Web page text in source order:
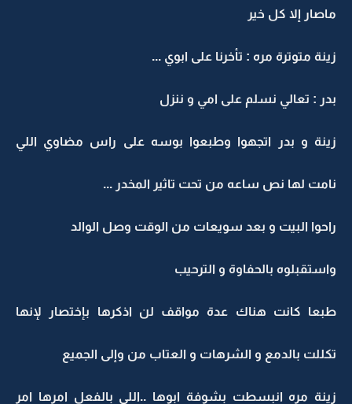
ماصار إلا كل خير
زينة متوترة مره : تأخرنا على ابوي ...
بدر : تعالي نسلم على امي و ننزل
زينة و بدر اتجهوا وطبعوا بوسه على راس مضاوي اللي
نامت لها نص ساعه من تحت تاثير المخدر ...
راحوا البيت و بعد سويعات من الوقت وصل الوالد
واستقبلوه بالحفاوة و الترحيب
طبعا كانت هناك عدة مواقف لن اذكرها بإختصار لإنها
تكللت بالدمع و الشرهات و العتاب من وإلى الجميع
زينة مره انبسطت بشوفة ابوها ..اللي بالفعل امرها امر